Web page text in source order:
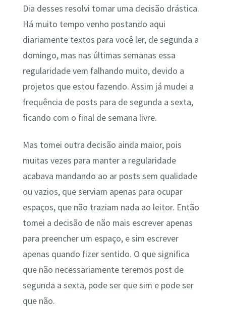
Dia desses resolvi tomar uma decisão drástica.
Há muito tempo venho postando aqui
diariamente textos para você ler, de segunda a
domingo, mas nas últimas semanas essa
regularidade vem falhando muito, devido a
projetos que estou fazendo. Assim já mudei a
frequência de posts para de segunda a sexta,
ficando com o final de semana livre.
Mas tomei outra decisão ainda maior, pois
muitas vezes para manter a regularidade
acabava mandando ao ar posts sem qualidade
ou vazios, que serviam apenas para ocupar
espaços, que não traziam nada ao leitor. Então
tomei a decisão de não mais escrever apenas
para preencher um espaço, e sim escrever
apenas quando fizer sentido. O que significa
que não necessariamente teremos post de
segunda a sexta, pode ser que sim e pode ser
que não.